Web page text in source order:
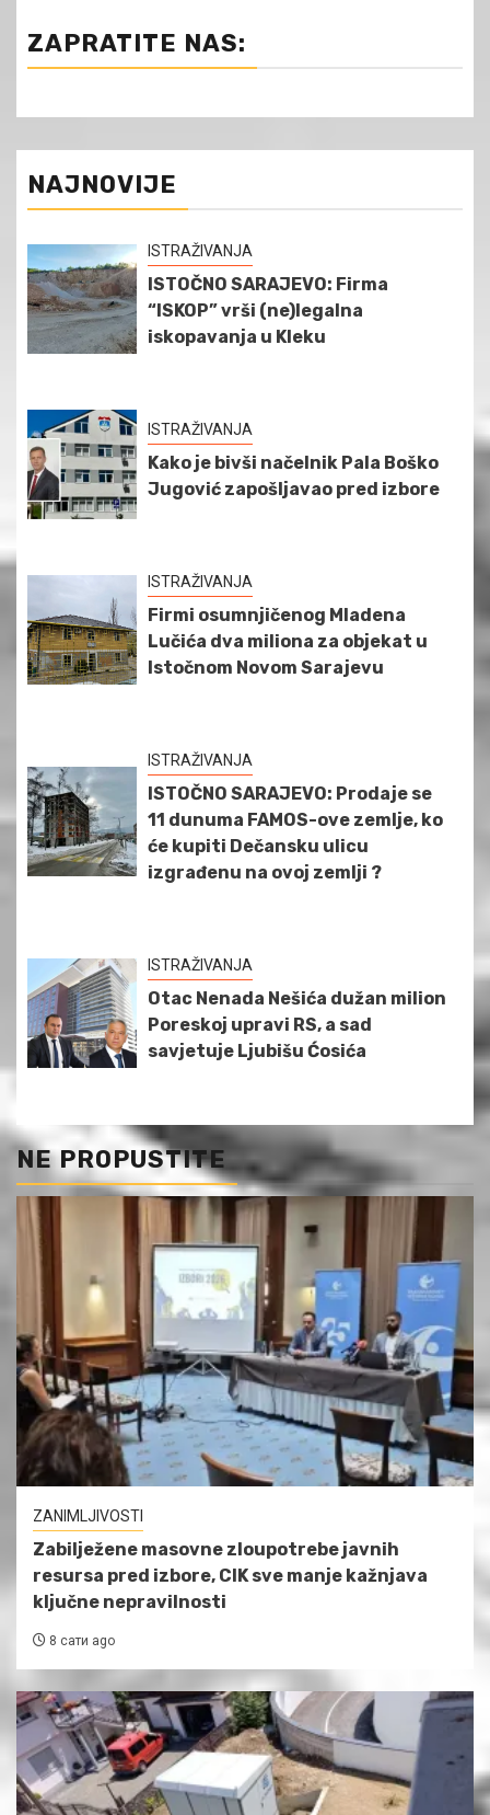
ZAPRATITE NAS:
NAJNOVIJE
ISTRAŽIVANJA
ISTOČNO SARAJEVO: Firma
“ISKOP” vrši (ne)legalna
iskopavanja u Kleku
ISTRAŽIVANJA
Kako je bivši načelnik Pala Boško
Jugović zapošljavao pred izbore
ISTRAŽIVANJA
Firmi osumnjičenog Mladena
Lučića dva miliona za objekat u
Istočnom Novom Sarajevu
ISTRAŽIVANJA
ISTOČNO SARAJEVO: Prodaje se
11 dunuma FAMOS-ove zemlje, ko
će kupiti Dečansku ulicu
izgrađenu na ovoj zemlji ?
ISTRAŽIVANJA
Otac Nenada Nešića dužan milion
Poreskoj upravi RS, a sad
savjetuje Ljubišu Ćosića
NE PROPUSTITE
ZANIMLJIVOSTI
Zabilježene masovne zloupotrebe javnih
resursa pred izbore, CIK sve manje kažnjava
ključne nepravilnosti
8 сати ago